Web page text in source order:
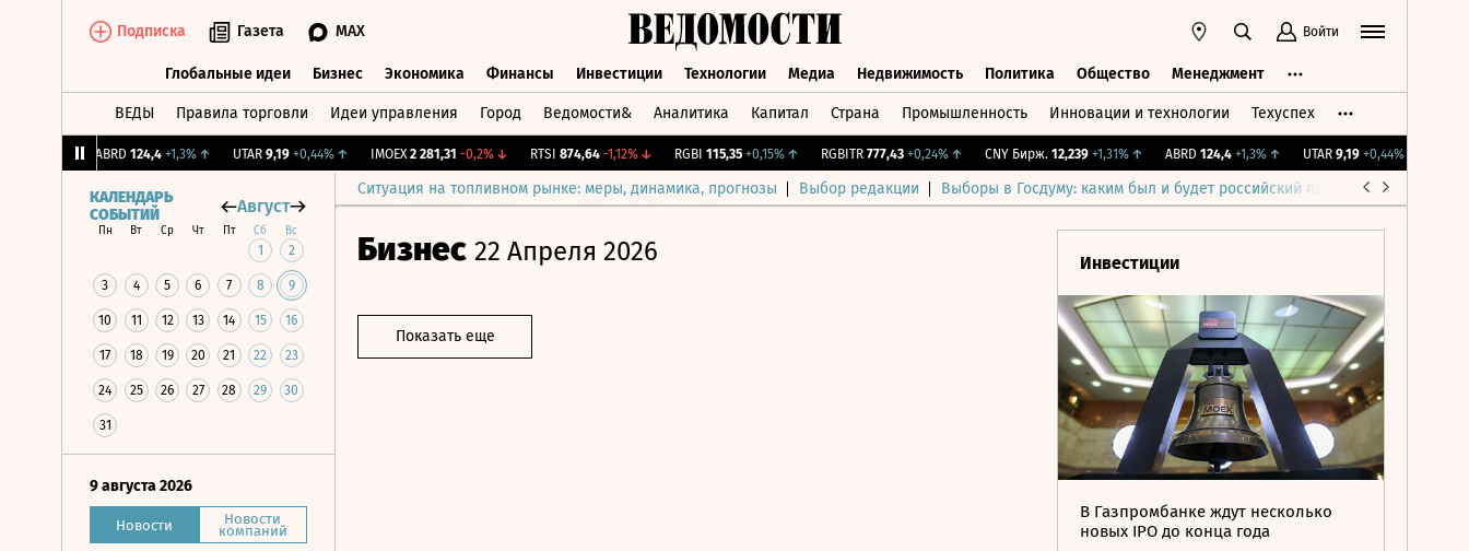
Подписка Газета MAX Войти
Глобальные идеи Бизнес Экономика Финансы Инвестиции Технологии Медиа Недвижимость Политика Общество Менеджмент
ВЕДЫ Правила торговли Идеи управления Город Ведомости& Аналитика Капитал Страна Промышленность Инновации и технологии Техуспех
ABRD 124,4 +1,3% ↑ UTAR 9,19 +0,44%↑ IMOEX 2 281,31 -0,2%↓ RTSI 874,64 -1,12% ↓ RGBI 115,35 +0,15% ↑ RGBITR 777,43 +0,24%↑ CNY Бирж. 12,239 +1,31%↑ ABRD 124,4 +1,3% ↑ UTAR 9,19 +0,44%↑
Ситуация на топливном рынке: меры, динамика, прогнозы Выбор редакции Выборы в Госдуму: каким был и будет российский парламент
КАЛЕНДАРЬ
СОБЫТИЙ
Август
Пн Вт Ср Чт Пт Сб Вс
1 2
3 4 5 6 7 8 9
10 11 12 13 14 15 16
17 18 19 20 21 22 23
24 25 26 27 28 29 30
31
9 августа 2026
Новости Новости
компаний
Бизнес 22 Апреля 2026
Показать еще
Инвестиции
В Газпромбанке ждут несколько
новых IPO до конца года